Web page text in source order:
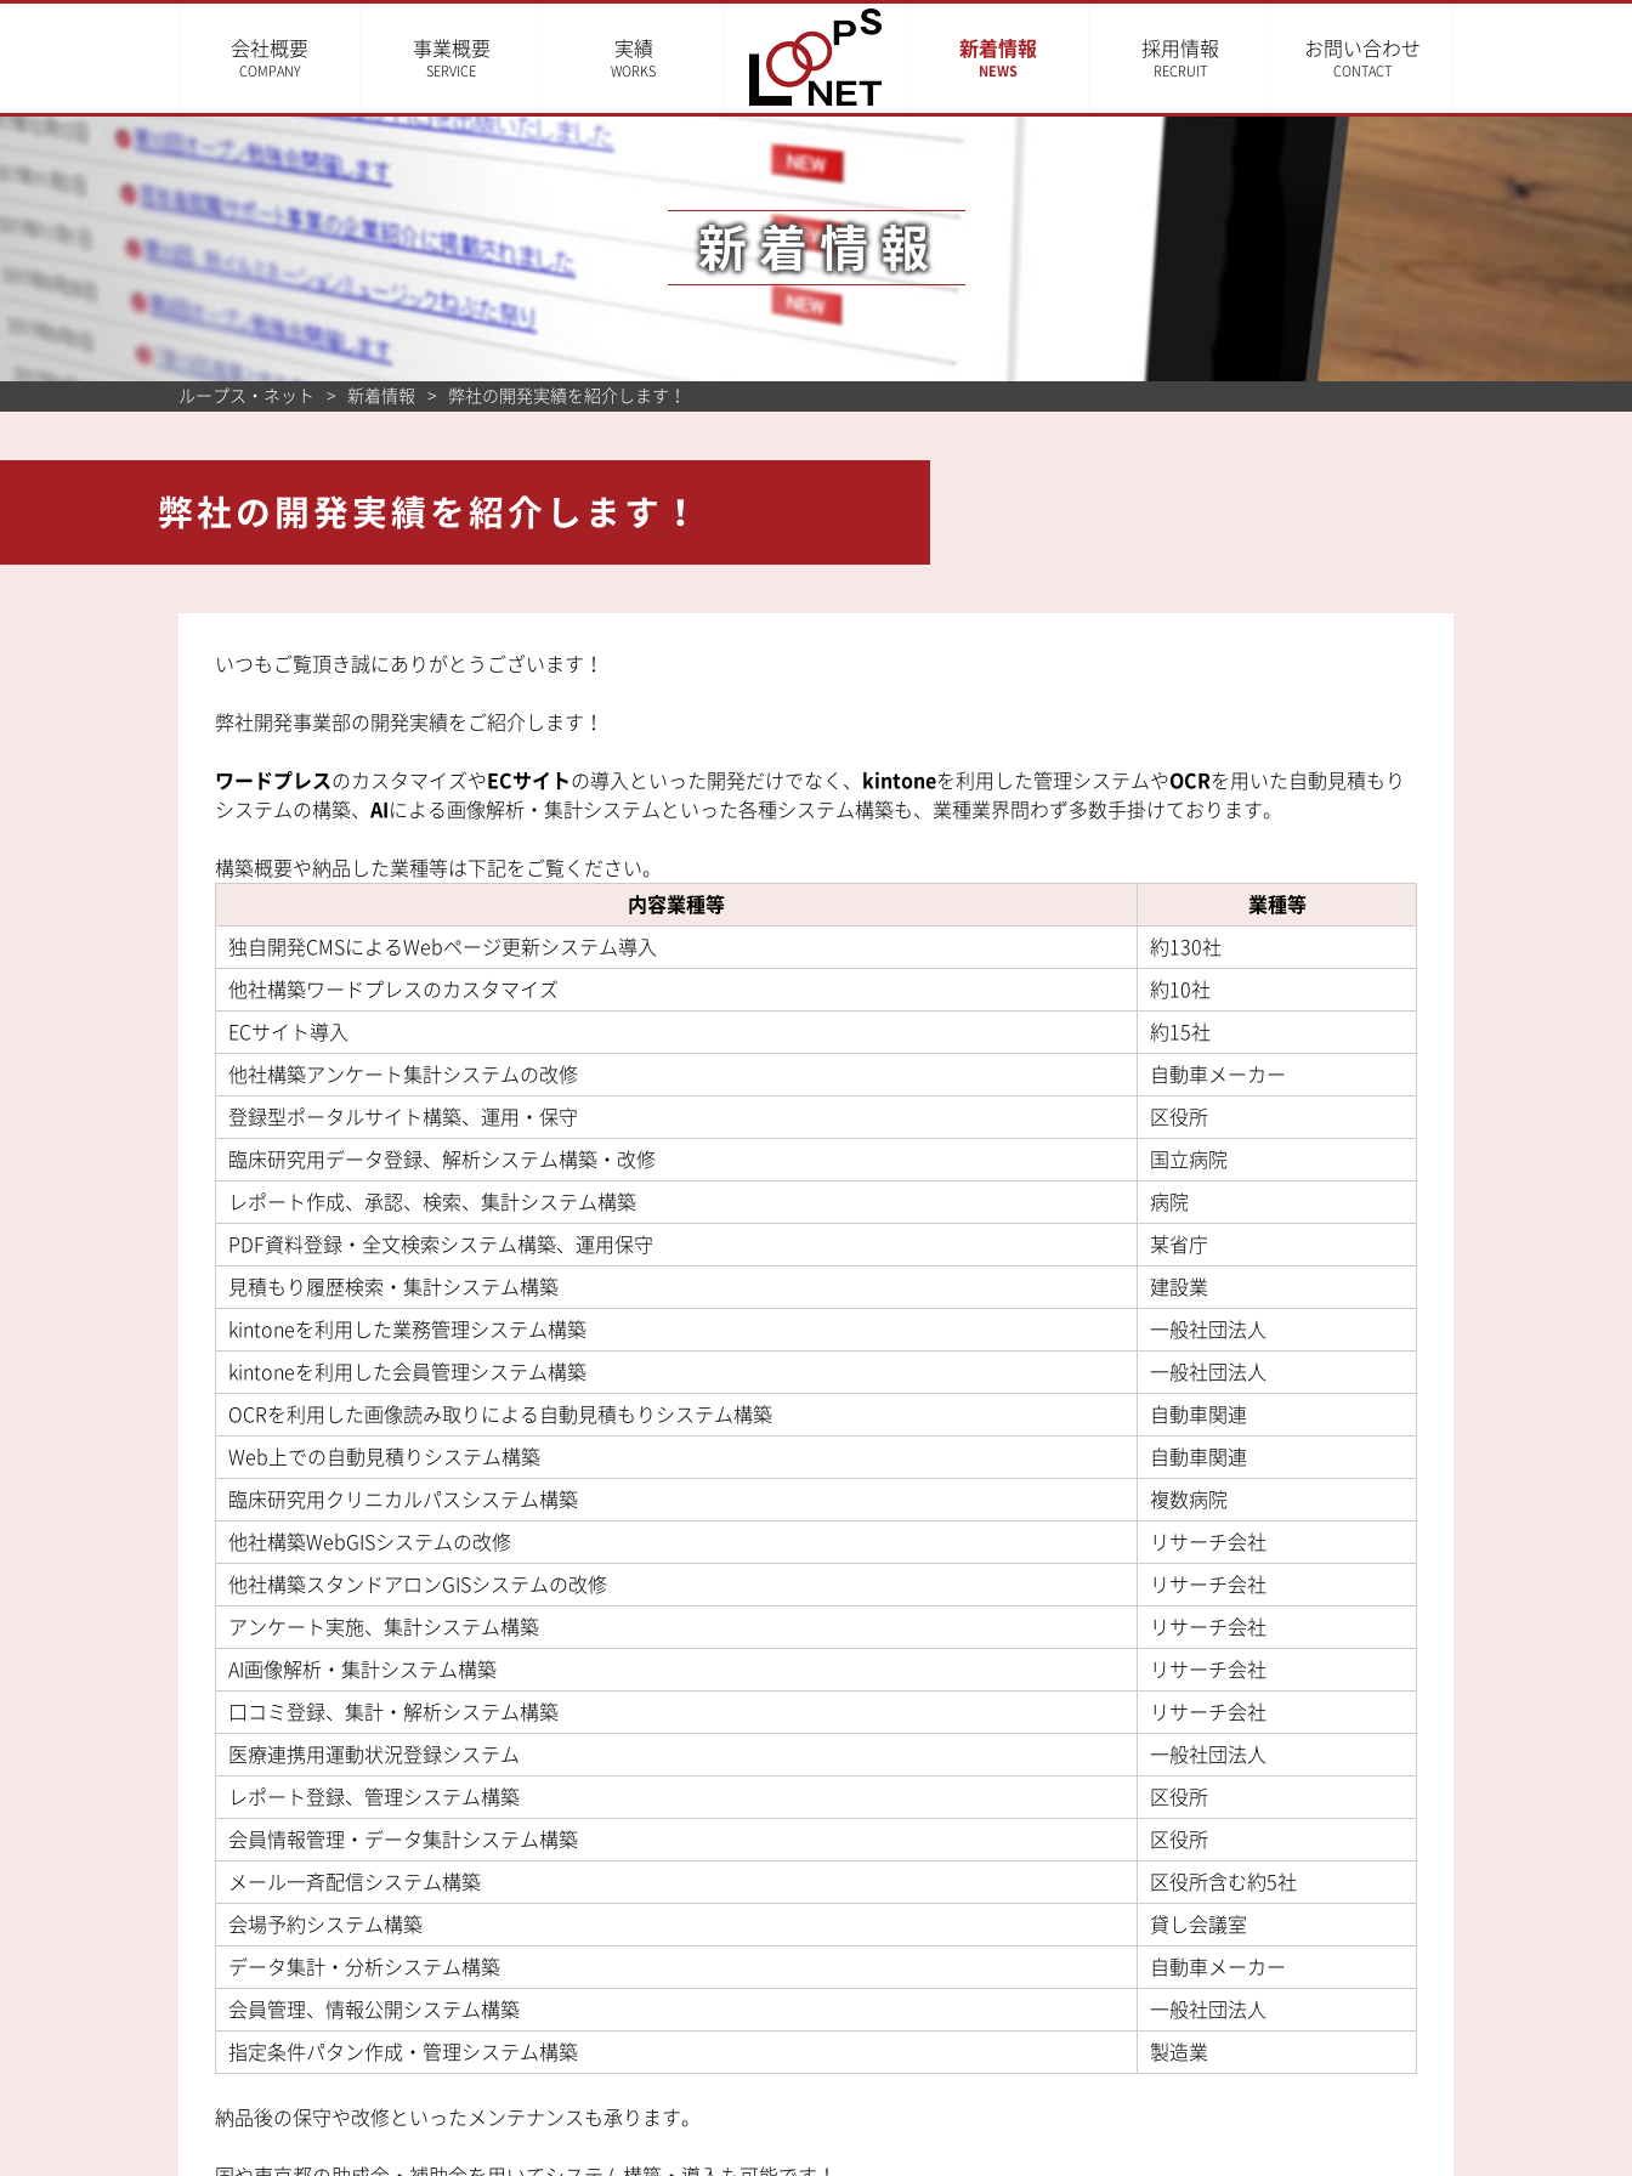
会社概要
COMPANY
事業概要
SERVICE
実績
WORKS
新着情報
NEWS
採用情報
RECRUIT
お問い合わせ
CONTACT
新着情報
ループス・ネット 新着情報 弊社の開発実績を紹介します！
弊社の開発実績を紹介します！
いつもご覧頂き誠にありがとうございます！
弊社開発事業部の開発実績をご紹介します！
ワードプレスのカスタマイズや ECサイトの導入といった開発だけでなく、 kintoneを利用した管理システムやOCRを用いた自動見積もり
システムの構築、 AI による画像解析・集計システムといった各種システム構築も、業種業界問わず多数手掛けております。
構築概要や納品した業種等は下記をご覧ください。
内容業種等
業種等
独自開発CMSによるWebページ更新システム導入 約130社
他社構築ワードプレスのカスタマイズ 約10社
ECサイト導入 約15社
他社構築アンケート集計システムの改修 自動車メーカー
登録型ポータルサイト構築、運用・保守 区役所
臨床研究用データ登録、解析システム構築・改修 国立病院
レポート作成、承認、検索、集計システム構築 病院
PDF資料登録・全文検索システム構築、運用保守 某省庁
見積もり履歴検索・集計システム構築 建設業
kintoneを利用した業務管理システム構築 一般社団法人
kintoneを利用した会員管理システム構築 一般社団法人
OCRを利用した画像読み取りによる自動見積もりシステム構築 自動車関連
Web上での自動見積りシステム構築 自動車関連
臨床研究用クリニカルパスシステム構築 複数病院
他社構築WebGISシステムの改修 リサーチ会社
他社構築スタンドアロンGISシステムの改修 リサーチ会社
アンケート実施、集計システム構築 リサーチ会社
AI画像解析・集計システム構築 リサーチ会社
口コミ登録、集計・解析システム構築 リサーチ会社
医療連携用運動状況登録システム 一般社団法人
レポート登録、管理システム構築 区役所
会員情報管理・データ集計システム構築 区役所
メール一斉配信システム構築 区役所含む約5社
会場予約システム構築 貸し会議室
データ集計・分析システム構築 自動車メーカー
会員管理、情報公開システム構築 一般社団法人
指定条件パタン作成・管理システム構築 製造業
納品後の保守や改修といったメンテナンスも承ります。